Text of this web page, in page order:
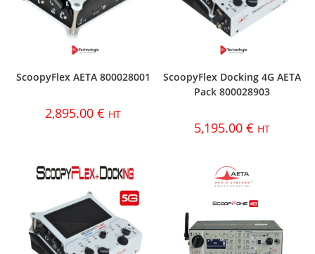
ScoopyFlex AETA 800028001
2,895.00€ HT
ScoopyFlex Docking 4G AETA
Pack 800028903
5,195.00 € HT